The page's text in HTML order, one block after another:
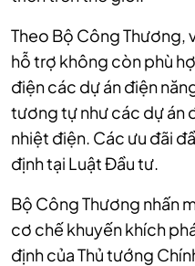
Theo Bộ Công Thương,
hỗ trợ không còn phù
điện các dự án điện
tương tự như các dự án
nhiệt điện. Các ưu đãi
định tại Luật Đầu tư.
Bộ Công Thương nhấn
cơ chế khuyến khích
định của Thủ tướng